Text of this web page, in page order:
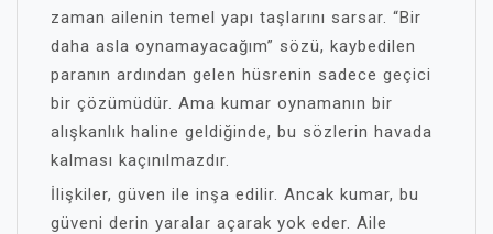
zaman ailenin temel yapı taşlarını sarsar. “Bir
daha asla oynamayacağım” sözü, kaybedilen
paranın ardından gelen hüsrenin sadece geçici
bir çözümüdür. Ama kumar oynamanın bir
alışkanlık haline geldiğinde, bu sözlerin havada
kalması kaçınılmazdır.
İlişkiler, güven ile inşa edilir. Ancak kumar, bu
güveni derin yaralar açarak yok eder. Aile